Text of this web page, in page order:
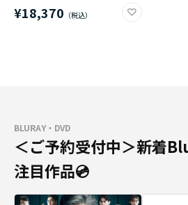
¥18,370
BLURAY・DVD
＜ご予約受付中＞新着
注目作品💿